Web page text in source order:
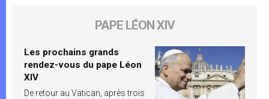
PAPE LÉON XIV
Les prochains grands
rendez-vous du pape Léon
XIV
De retour au Vatican, après trois